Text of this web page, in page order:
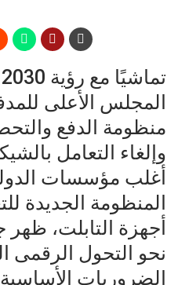
المجلس الأعلى
منظومة الدفع
وإلغاء التعامل
أغلب مؤسسات
المنظومة الجديدة
أجهزة التابلت، ظهر
نحو التحول الرقمى
الضروريات